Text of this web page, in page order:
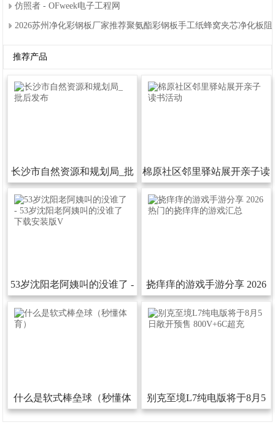
仿照者-OFweek电子工程网
2026苏州净化彩钢板厂家推荐聚氨酯彩钢板手工纸蜂窝夹芯净化板
推荐产品
长沙市自然资源和规划局_批
棉原社区邻里驿站展开亲子读
53岁沈阳老阿姨叫的没谁了-
挠痒痒的游戏手游分享2026
什么是软式棒垒球（秒懂体
别克至境L7纯电版将于8月5